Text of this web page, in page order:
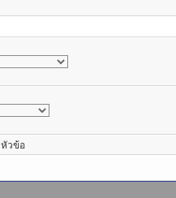
หัวข้อ